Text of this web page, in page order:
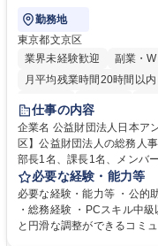
勤務地
東京都文京区
業界未経験歓迎
副業・
月平均残業時間20時間以内
賞与あり
育休あり
食事補助あり
仕事の内容
企業名 公益財団法人日本アンチ・ドー
区】公益財団法人の総務人事業務／年間
部長1名、課長1名、メンバ
当者として業務を覚えてい
ジションとして活躍いただくことを期
プの業務内容】 ・人事制度
怠管理 ・官公庁への各種提
必要な経験・能力等
必要な経験・能力等 ・公的
・総務経験 ・PCスキル中
と円滑な調整ができるコミュニ